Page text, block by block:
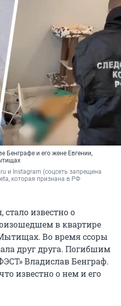
Бенграфе и его жене Евгении,
и Instagram (соцсеть запрещена
которая признана в РФ
стало известно о
в квартире
Во время ссоры
друг друга. Погибшим
Владислав Бенграф.
известно о нем и его